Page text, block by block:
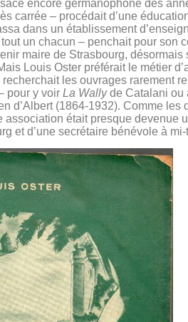
encore germanophone des
carrée – procédait d’une
dans un établissement
un chacun – penchait pour son
maire de Strasbourg,
Louis Oster préférait le métier
recherchait les ouvrages rarement
pour y voir La Wallyde Catalani ou
d’Albert (1864-1932). Comme
association était presque devenue
et d’une secrétaire bénévole à mi-